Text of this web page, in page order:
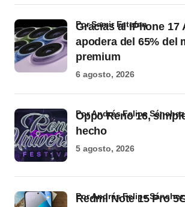
Gracias al iPhone 17
apodera del 65% del
premium
por Samir Estefan
6 agosto, 2026
Oppo Reno 16,
hecho
por Andrés Felipe Sánchez
5 agosto, 2026
Redmi Note 15 Pro
por Andrés Felipe Sánchez